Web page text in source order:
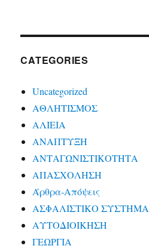
CATEGORIES
Uncategorized
ΑΘΛΗΤΙΣΜΟΣ
ΑΛΙΕΙΑ
ΑΝΑΠΤΥΞΗ
ΑΝΤΑΓΩΝΙΣΤΙΚΟΤΗΤΑ
ΑΠΑΣΧΟΛΗΣΗ
Άρθρα-Απόψεις
ΑΣΦΑΛΙΣΤΙΚΟ ΣΥΣΤΗΜΑ
ΑΥΤΟΔΙΟΙΚΗΣΗ
ΓΕΩΡΓΙΑ